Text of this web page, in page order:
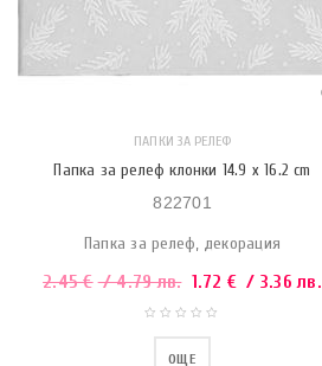
ПАПКИ ЗА РЕЛЕФ
Папка за релеф клонки 14.9 x 16.2 cm
822701
Папка за релеф, декорация
2.45€ / 4.79 лв. 1.72 € / 3.36 лв.
ОЩЕ